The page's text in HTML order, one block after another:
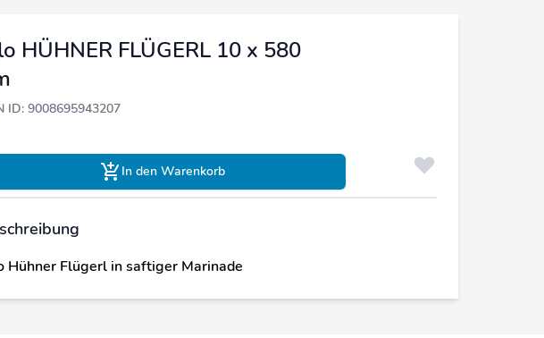
HÜHNER FLÜGERL 10 x 580
ID: 9008695943207
In den Warenkorb
Hühner Flügerl in saftiger Marinade